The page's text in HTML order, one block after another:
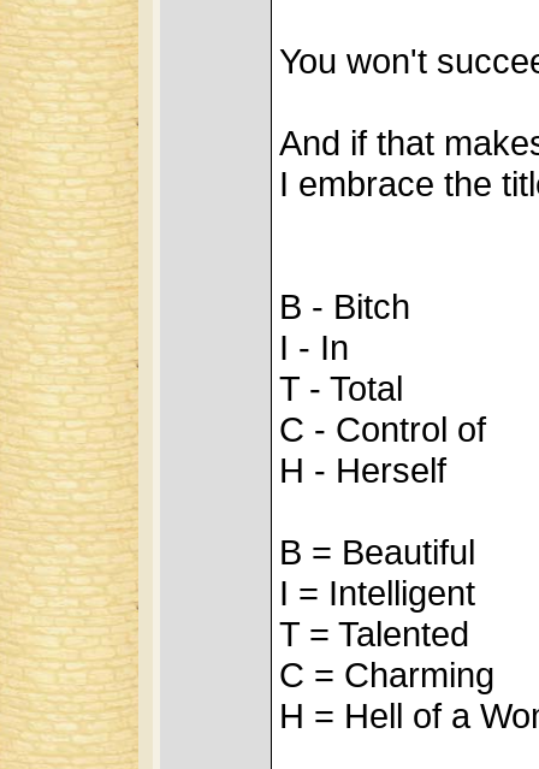
You won't
And if that
I embrace the
B - Bitch
I - In
T - Total
C - Control of
H - Herself
B = Beautiful
I = Intelligent
T = Talented
C = Charming
H = Hell of a